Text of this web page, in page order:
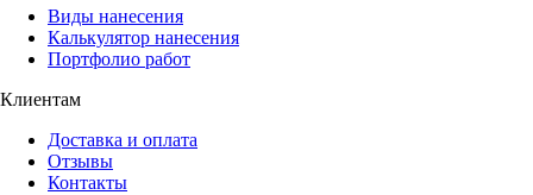
Виды нанесения
Калькулятор нанесения
Портфолио работ
Клиентам
Доставка и оплата
Отзывы
Контакты